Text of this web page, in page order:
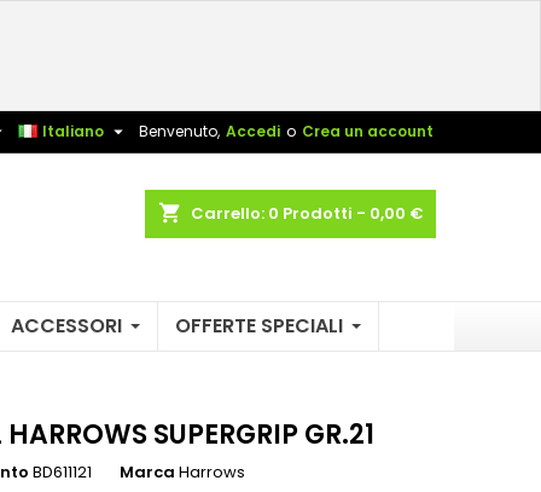
Benvenuto, Accedi o Crea un account
Italiano 
shopping_cart Carrello: 0 Prodotti - 0,00 €
ACCESSORI OFFERTE SPECIALI
HARROWS SUPERGRIP GR.21
BD611121 Marca Harrows